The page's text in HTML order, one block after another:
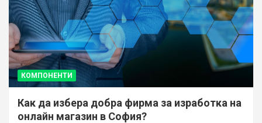
КОМПОНЕНТИ
Как да избера добра фирма за изработка на
онлайн магазин в София?